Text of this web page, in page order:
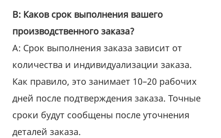
В: Каков срок выполнения вашего
производственного заказа?
A: Срок выполнения заказа зависит от
количества и индивидуализации заказа.
Как правило, это занимает 10–20 рабочих
дней после подтверждения заказа. Точные
сроки будут сообщены после уточнения
деталей заказа.